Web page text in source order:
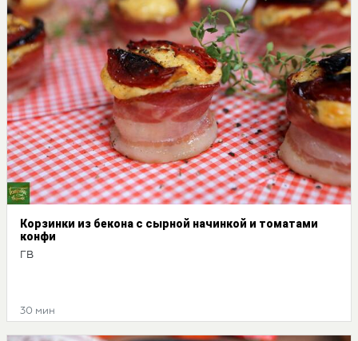
Корзинки из бекона с сырной начинкой и томатами
конфи
ГВ
30 мин